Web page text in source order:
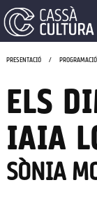
PRESENTACIÓ PROGRAMACIÓ
ELS
IAIA
SÒNIA